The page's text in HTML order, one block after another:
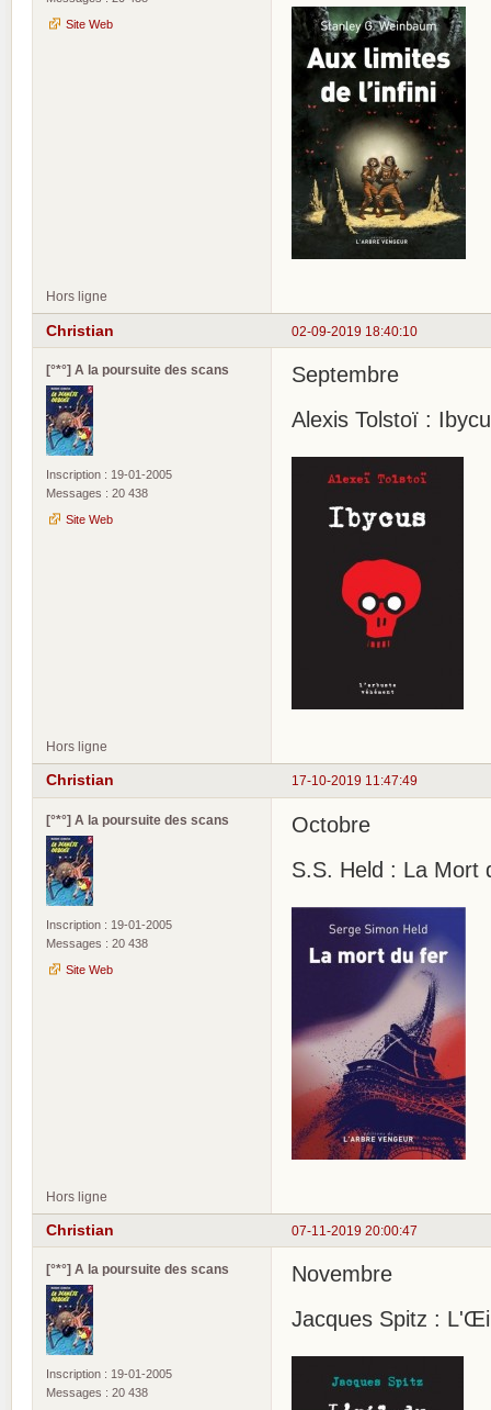
Site Web
Hors ligne
02-09-2019 18:40:10
Christian
[°*°] A la poursuite des scans
Inscription : 19-01-2005
Messages : 20 438
Site Web
Septembre
Alexis Tolstoï :
Hors ligne
17-10-2019 11:47:49
Christian
[°*°] A la poursuite des scans
Inscription : 19-01-2005
Messages : 20 438
Site Web
Octobre
S.S. Held : La Mort
Hors ligne
07-11-2019 20:00:47
Christian
[°*°] A la poursuite des scans
Inscription : 19-01-2005
Messages : 20 438
Novembre
Jacques Spitz :